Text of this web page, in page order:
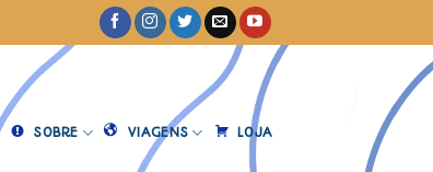
SOBRE VIAGENS LOJA